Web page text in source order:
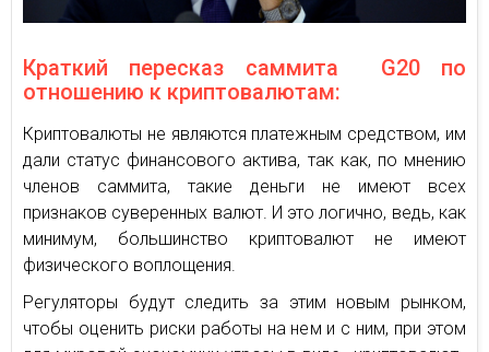
Краткий пересказ саммита G20 по
отношению к криптовалютам:
Криптовалюты не являются платежным средством, им
дали статус финансового актива, так как, по мнению
членов саммита, такие деньги не имеют всех
признаков суверенных валют. И это логично, ведь, как
минимум, большинство криптовалют не имеют
физического воплощения.
Регуляторы будут следить за этим новым рынком,
чтобы оценить риски работы на нем и с ним, при этом